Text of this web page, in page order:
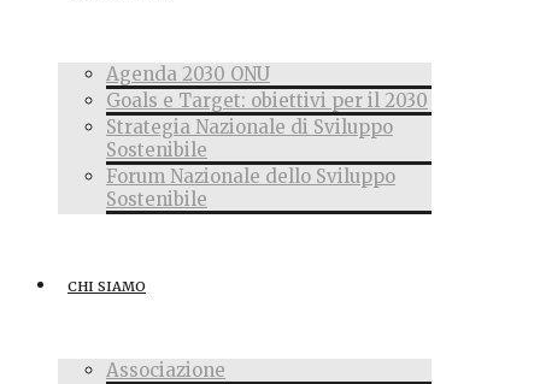
Agenda 2030 ONU
Goals e Target: obiettivi per il 2030
Strategia Nazionale di Sviluppo
Sostenibile
Forum Nazionale dello Sviluppo
Sostenibile
CHI SIAMO
Associazione